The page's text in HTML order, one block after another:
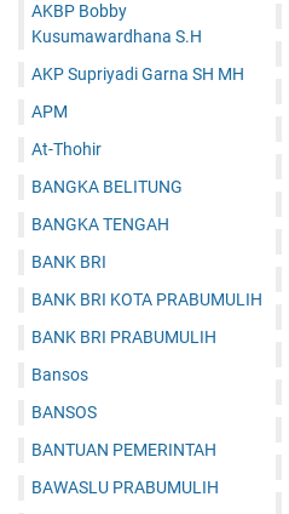
AKBP Bobby
Kusumawardhana S.H
AKP Supriyadi Garna SH MH
APM
At-Thohir
BANGKA BELITUNG
BANGKA TENGAH
BANK BRI
BANK BRI KOTA PRABUMULIH
BANK BRI PRABUMULIH
Bansos
BANSOS
BANTUAN PEMERINTAH
BAWASLU PRABUMULIH